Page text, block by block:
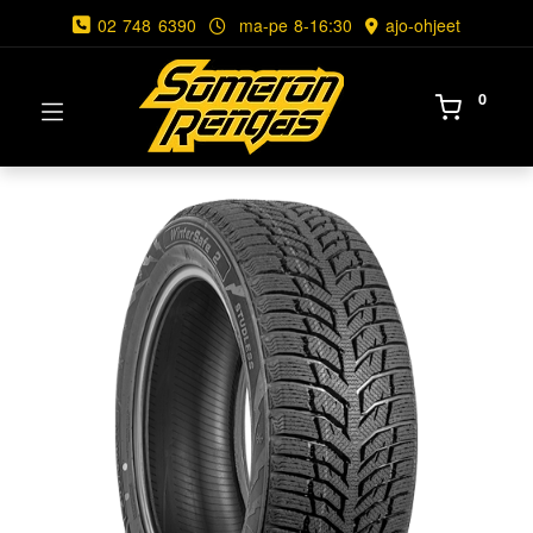
02 748 6390 ma-pe 8-16:30 ajo-ohjeet
0